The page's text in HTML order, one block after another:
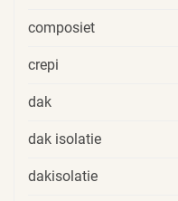
composiet
crepi
dak
dak isolatie
dakisolatie